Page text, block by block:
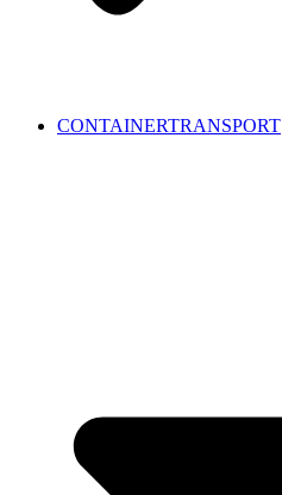
CONTAINERTRANSPORT